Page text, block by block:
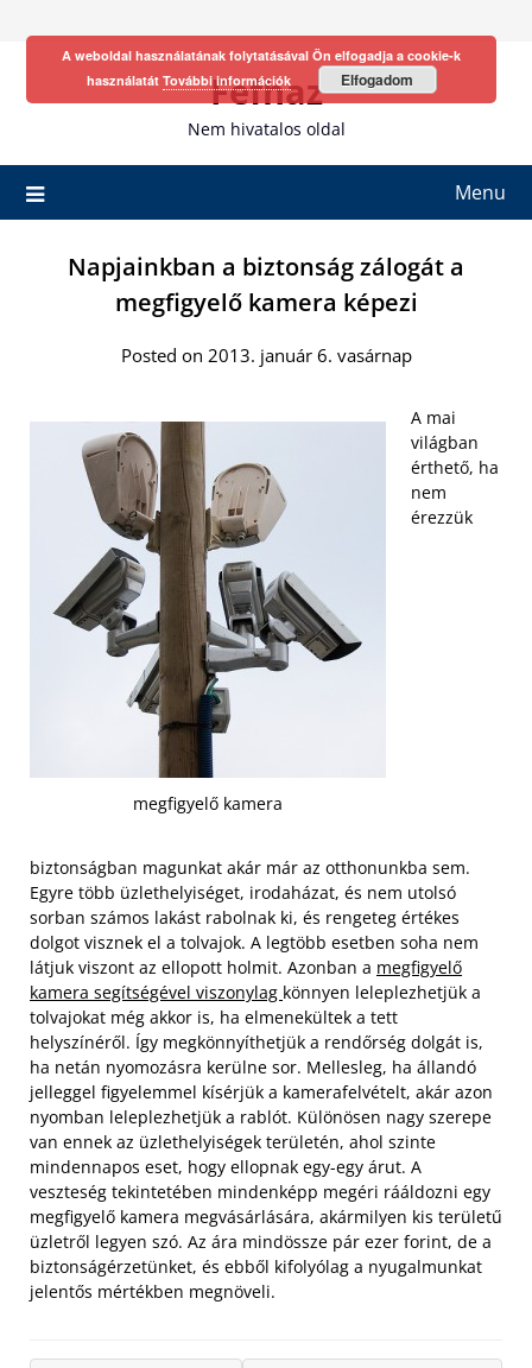
Fefhaz
Nem hivatalos oldal
Menu
Napjainkban a biztonság zálogát a
megfigyelő kamera képezi
Posted on 2013. január 6. vasárnap
megfigyelő kamera
A mai
világban
érthető, ha
nem
érezzük
biztonságban magunkat akár már az otthonunkba sem.
Egyre több üzlethelyiséget, irodaházat, és nem utolsó
sorban számos lakást rabolnak ki, és rengeteg értékes
dolgot visznek el a tolvajok. A legtöbb esetben soha nem
látjuk viszont az ellopott holmit. Azonban a megfigyelő
kamera segítségével viszonylag könnyen leleplezhetjük a
tolvajokat még akkor is, ha elmenekültek a tett
helyszínéről. Így megkönnyíthetjük a rendőrség dolgát is,
ha netán nyomozásra kerülne sor. Mellesleg, ha állandó
jelleggel figyelemmel kísérjük a kamerafelvételt, akár azon
nyomban leleplezhetjük a rablót. Különösen nagy szerepe
van ennek az üzlethelyiségek területén, ahol szinte
mindennapos eset, hogy ellopnak egy-egy árut. A
veszteség tekintetében mindenképp megéri rááldozni egy
megfigyelő kamera megvásárlására, akármilyen kis területű
üzletről legyen szó. Az ára mindössze pár ezer forint, de a
biztonságérzetünket, és ebből kifolyólag a nyugalmunkat
jelentős mértékben megnöveli.
A weboldal használatának folytatásával Ön elfogadja a cookie-k
használatát További információk Elfogadom